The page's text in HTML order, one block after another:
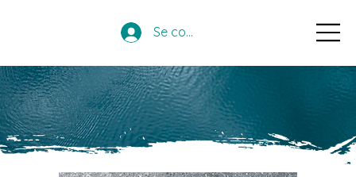
Se connecter